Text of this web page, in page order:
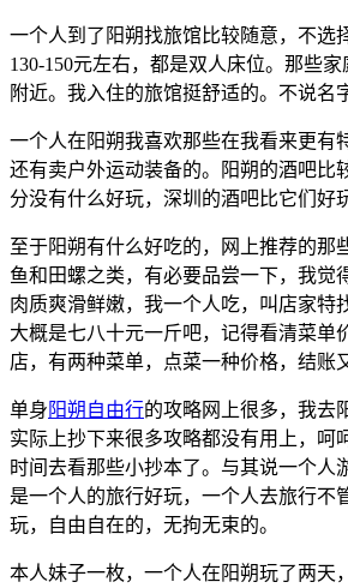
一个人到了阳朔找旅馆比较随意，不选
130-150元左右，都是双人床位。那些
附近。我入住的旅馆挺舒适的。不说名
一个人在阳朔我喜欢那些在我看来更有
还有卖户外运动装备的。阳朔的酒吧比
分没有什么好玩，深圳的酒吧比它们好
至于阳朔有什么好吃的，网上推荐的那
鱼和田螺之类，有必要品尝一下，我觉
肉质爽滑鲜嫩，我一个人吃，叫店家特
大概是七八十元一斤吧，记得看清菜单
店，有两种菜单，点菜一种价格，结账
单身 阳朔自由行的攻略网上很多，我去
实际上抄下来很多攻略都没有用上，呵
时间去看那些小抄本了。与其说一个人
是一个人的旅行好玩，一个人去旅行不
玩，自由自在的，无拘无束的。
本人妹子一枚，一个人在阳朔玩了两天